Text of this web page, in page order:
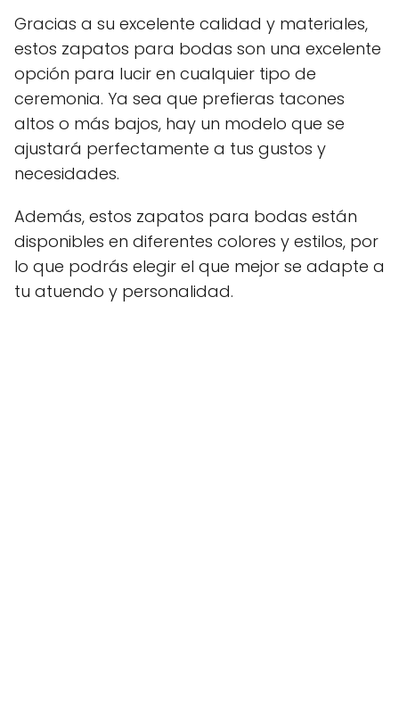
Gracias a su excelente calidad y materiales,
estos zapatos para bodas son una excelente
opción para lucir en cualquier tipo de
ceremonia. Ya sea que prefieras tacones
altos o más bajos, hay un modelo que se
ajustará perfectamente a tus gustos y
necesidades.
Además, estos zapatos para bodas están
disponibles en diferentes colores y estilos, por
lo que podrás elegir el que mejor se adapte a
tu atuendo y personalidad.